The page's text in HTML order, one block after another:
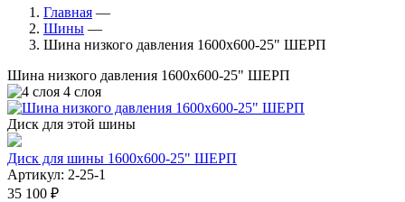
Главная —
Шины —
Шина низкого давления 1600х600-25" ШЕРП
Шина низкого давления 1600х600-25" ШЕРП
4 слоя
Диск для этой шины
Диск для шины 1600х600-25" ШЕРП
Артикул: 2-25-1
35 100 ₽